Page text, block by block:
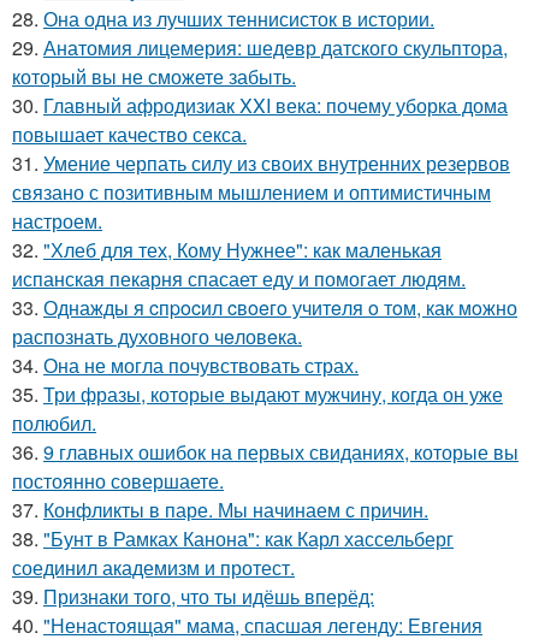
28. Она одна из лучших теннисисток в истории.
29. Анатомия лицемерия: шедевр датского скульптора,
который вы не сможете забыть.
30. Главный афродизиак XXI века: почему уборка дома
повышает качество секса.
31. Умение черпать силу из своих внутренних резервов
связано с позитивным мышлением и оптимистичным
настроем.
32. "Хлеб для тех, Кому Нужнее": как маленькая
испанская пекарня спасает еду и помогает людям.
33. Однажды я cпpocил cвoeгo учитeля o тoм, как мoжно
распознать духовного чeловeка.
34. Она не могла почувствовать страх.
35. Три фразы, которые выдают мужчину, когда он уже
полюбил.
36. 9 главных ошибок на первых свиданиях, которые вы
постоянно совершаете.
37. Конфликты в паре. Мы начинаем с причин.
38. "Бунт в Рамках Канона": как Карл хассельберг
соединил академизм и протест.
39. Признаки того, что ты идёшь вперёд:
40. "Ненастоящая" мама, спасшая легенду: Евгения